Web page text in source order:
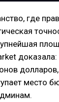
где
доказала:
долларов,
место